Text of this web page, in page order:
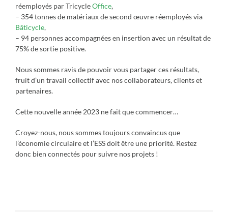
réemployés par TricycleOffice,
– 354 tonnes de matériaux de second œuvre réemployés via
Bâticycle,
– 94 personnes accompagnées en insertion avec un résultat de
75% de sortie positive.
Nous sommes ravis de pouvoir vous partager ces résultats,
fruit d’un travail collectif avec nos collaborateurs, clients et
partenaires.
Cette nouvelle année 2023 ne fait que commencer…
Croyez-nous, nous sommes toujours convaincus que
l’économie circulaire et l’ESS doit être une priorité. Restez
donc bien connectés pour suivre nos projets !